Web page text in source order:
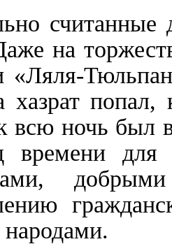
на
«Ляля-
хазрат попал,
всю ночь был
времени для